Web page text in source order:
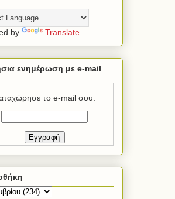
by Translate
ενημέρωση με e-mail
το e-mail σου: